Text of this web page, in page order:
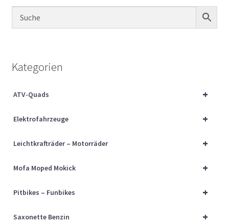
Sachs Ersatzteile
Über uns
Kategorien
+
ATV-Quads
+
Elektrofahrzeuge
+
Leichtkrafträder – Motorräder
+
Mofa Moped Mokick
+
Pitbikes – Funbikes
+
Saxonette Benzin